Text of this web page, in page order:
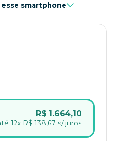
esse smartphone
R$ 1.664,10
12x R$ 138,67 s/ juros